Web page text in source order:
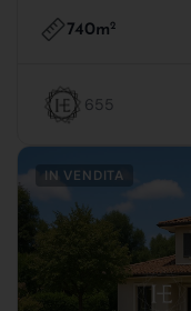
740m2
655
IN VENDITA